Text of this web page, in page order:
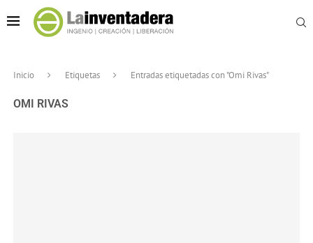
Inicio Etiquetas Entradas etiquetadas con "Omi Rivas"
OMI RIVAS